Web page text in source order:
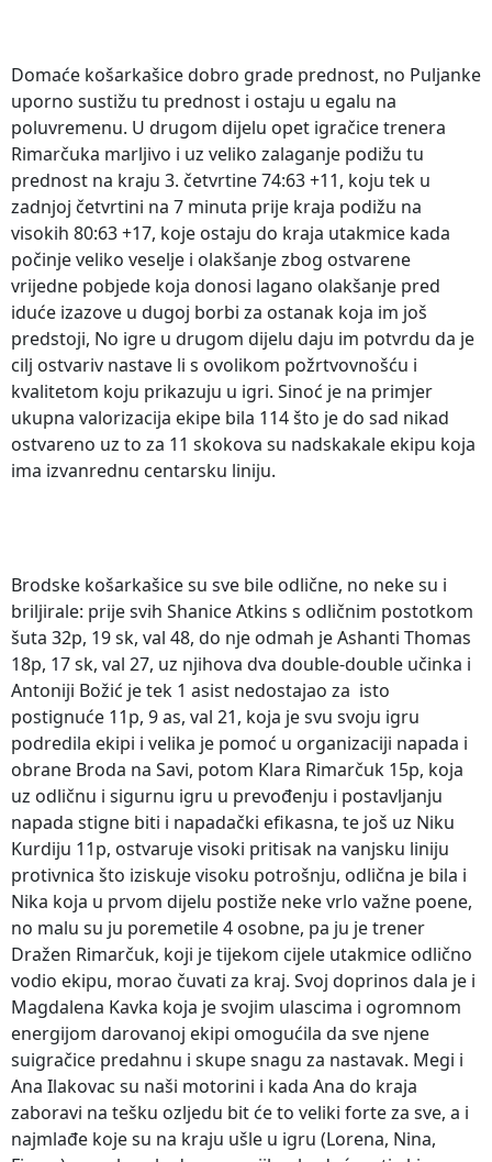
Domaće košarkašice dobro grade prednost, no Puljanke
uporno sustižu tu prednost i ostaju u egalu na
poluvremenu. U drugom dijelu opet igračice trenera
Rimarčuka marljivo i uz veliko zalaganje podižu tu
prednost na kraju 3. četvrtine 74:63 +11, koju tek u
zadnjoj četvrtini na 7 minuta prije kraja podižu na
visokih 80:63 +17, koje ostaju do kraja utakmice kada
počinje veliko veselje i olakšanje zbog ostvarene
vrijedne pobjede koja donosi lagano olakšanje pred
iduće izazove u dugoj borbi za ostanak koja im još
predstoji, No igre u drugom dijelu daju im potvrdu da je
cilj ostvariv nastave li s ovolikom požrtvovnošću i
kvalitetom koju prikazuju u igri. Sinoć je na primjer
ukupna valorizacija ekipe bila 114 što je do sad nikad
ostvareno uz to za 11 skokova su nadskakale ekipu koja
ima izvanrednu centarsku liniju.
Brodske košarkašice su sve bile odlične, no neke su i
briljirale: prije svih Shanice Atkins s odličnim postotkom
šuta 32p, 19 sk, val 48, do nje odmah je Ashanti Thomas
18p, 17 sk, val 27, uz njihova dva double-double učinka i
Antoniji Božić je tek 1 asist nedostajao za isto
postignuće 11p, 9 as, val 21, koja je svu svoju igru
podredila ekipi i velika je pomoć u organizaciji napada i
obrane Broda na Savi, potom Klara Rimarčuk 15p, koja
uz odličnu i sigurnu igru u prevođenju i postavljanju
napada stigne biti i napadački efikasna, te još uz Niku
Kurdiju 11p, ostvaruje visoki pritisak na vanjsku liniju
protivnica što iziskuje visoku potrošnju, odlična je bila i
Nika koja u prvom dijelu postiže neke vrlo važne poene,
no malu su ju poremetile 4 osobne, pa ju je trener
Dražen Rimarčuk, koji je tijekom cijele utakmice odlično
vodio ekipu, morao čuvati za kraj. Svoj doprinos dala je i
Magdalena Kavka koja je svojim ulascima i ogromnom
energijom darovanoj ekipi omogućila da sve njene
suigračice predahnu i skupe snagu za nastavak. Megi i
Ana Ilakovac su naši motorini i kada Ana do kraja
zaboravi na tešku ozljedu bit će to veliki forte za sve, a i
najmlađe koje su na kraju ušle u igru (Lorena, Nina,